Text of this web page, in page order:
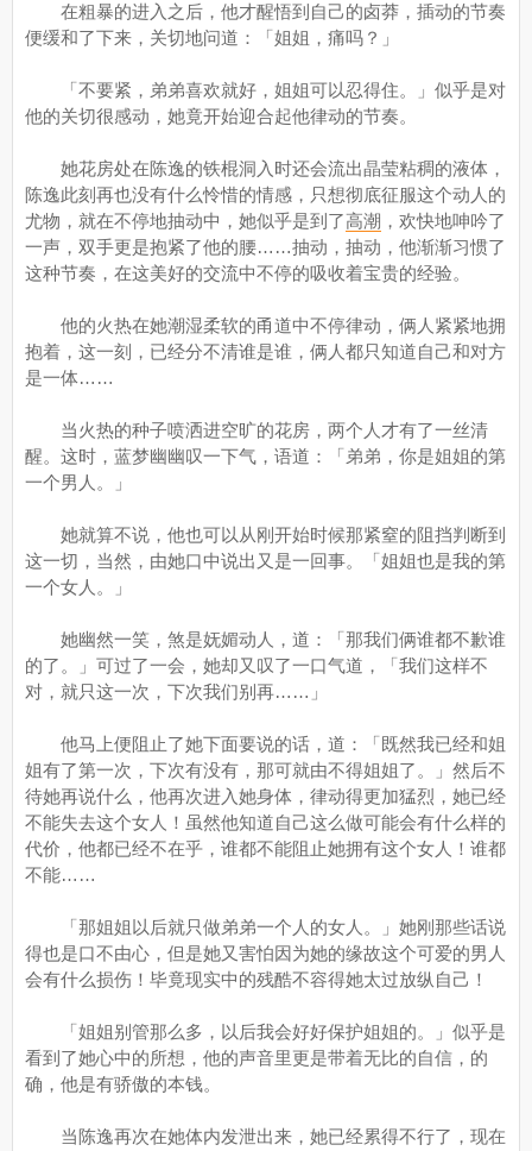
在粗暴的进入之后，他才醒悟到自己的卤莽，插动的节奏
便缓和了下来，关切地问道：「姐姐，痛吗？」
「不要紧，弟弟喜欢就好，姐姐可以忍得住。」似乎是对
他的关切很感动，她竟开始迎合起他律动的节奏。
她花房处在陈逸的铁棍洞入时还会流出晶莹粘稠的液体，
陈逸此刻再也没有什么怜惜的情感，只想彻底征服这个动人的
尤物，就在不停地抽动中，她似乎是到了高潮 ，欢快地呻吟了
一声，双手更是抱紧了他的腰……抽动，抽动，他渐渐习惯了
这种节奏，在这美好的交流中不停的吸收着宝贵的经验。
他的火热在她潮湿柔软的甬道中不停律动，俩人紧紧地拥
抱着，这一刻，已经分不清谁是谁，俩人都只知道自己和对方
是一体……
当火热的种子喷洒进空旷的花房，两个人才有了一丝清
醒。这时，蓝梦幽幽叹一下气，语道：「弟弟，你是姐姐的第
一个男人。」
她就算不说，他也可以从刚开始时候那紧窒的阻挡判断到
这一切，当然，由她口中说出又是一回事。「姐姐也是我的第
一个女人。」
她幽然一笑，煞是妩媚动人，道：「那我们俩谁都不歉谁
的了。」可过了一会，她却又叹了一口气道，「我们这样不
对，就只这一次，下次我们别再……」
他马上便阻止了她下面要说的话，道：「既然我已经和姐
姐有了第一次，下次有没有，那可就由不得姐姐了。」然后不
待她再说什么，他再次进入她身体，律动得更加猛烈，她已经
不能失去这个女人！虽然他知道自己这么做可能会有什么样的
代价，他都已经不在乎，谁都不能阻止她拥有这个女人！谁都
不能……
「那姐姐以后就只做弟弟一个人的女人。」她刚那些话说
得也是口不由心，但是她又害怕因为她的缘故这个可爱的男人
会有什么损伤！毕竟现实中的残酷不容得她太过放纵自己！
「姐姐别管那么多，以后我会好好保护姐姐的。」似乎是
看到了她心中的所想，他的声音里更是带着无比的自信，的
确，他是有骄傲的本钱。
当陈逸再次在她体内发泄出来，她已经累得不行了，现在